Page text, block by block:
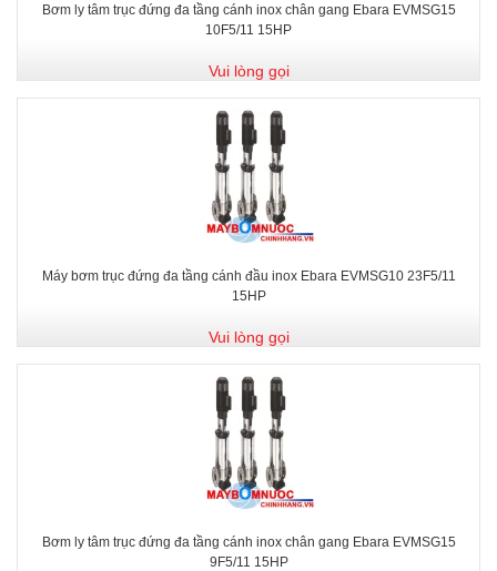
Bơm ly tâm trục đứng đa tầng cánh inox chân gang Ebara EVMSG15
10F5/11 15HP
Vui lòng gọi
Máy bơm trục đứng đa tầng cánh đầu inox Ebara EVMSG10 23F5/11
15HP
Vui lòng gọi
Bơm ly tâm trục đứng đa tầng cánh inox chân gang Ebara EVMSG15
9F5/11 15HP